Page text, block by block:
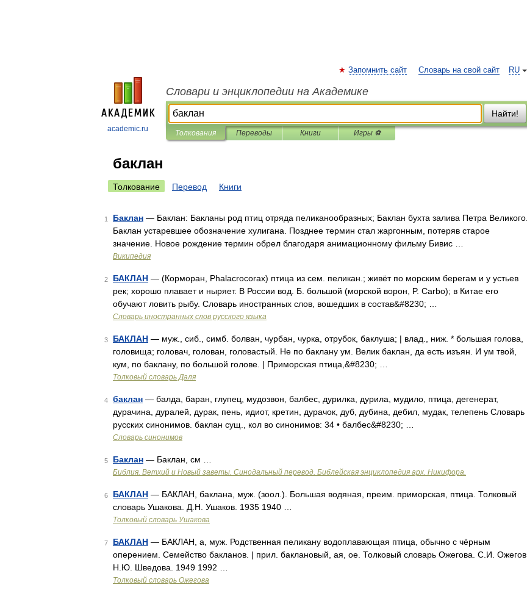
academic.ru
RU
Запомнить сайт Словарь на свой сайт
Словари и энциклопедии на Академике
Найти!
Толкования Переводы Книги Игры ⚽
баклан
Толкование Перевод Книги
1 Баклан — Баклан: Бакланы род птиц отряда пеликанообразных; Баклан бухта залива Петра Великого.
Баклан устаревшее обозначение хулигана. Позднее термин стал жаргонным, потеряв старое
значение. Новое рождение термин обрел благодаря анимационному фильму Бивис …
Википедия
2 БАКЛАН — (Корморан, Phalacrocorax) птица из сем. пеликан.; живёт по морским берегам и у устьев
рек; хорошо плавает и ныряет. В России вод. Б. большой (морской ворон, P. Carbo); в Китае его
обучают ловить рыбу. Словарь иностранных слов, вошедших в состав&#8230; …
Словарь иностранных слов русского языка
3 БАКЛАН — муж., сиб., симб. болван, чурбан, чурка, отрубок, баклуша; | влад., ниж. * большая голова,
головища; головач, голован, головастый. Не по баклану ум. Велик баклан, да есть изъян. И ум твой,
кум, по баклану, по большой голове. | Приморская птица,&#8230; …
Толковый словарь Даля
4 баклан — балда, баран, глупец, мудозвон, балбес, дурилка, дурила, мудило, птица, дегенерат,
дурачина, дуралей, дурак, пень, идиот, кретин, дурачок, дуб, дубина, дебил, мудак, телепень Словарь
русских синонимов. баклан сущ., кол во синонимов: 34 • балбес&#8230; …
Словарь синонимов
5 Баклан — Баклан, см …
Библия. Ветхий и Новый заветы. Синодальный перевод. Библейская энциклопедия арх. Никифора.
6 БАКЛАН — БАКЛАН, баклана, муж. (зоол.). Большая водяная, преим. приморская, птица. Толковый
словарь Ушакова. Д.Н. Ушаков. 1935 1940 …
Толковый словарь Ушакова
7 БАКЛАН — БАКЛАН, а, муж. Родственная пеликану водоплавающая птица, обычно с чёрным
оперением. Семейство бакланов. | прил. баклановый, ая, ое. Толковый словарь Ожегова. С.И. Ожегов,
Н.Ю. Шведова. 1949 1992 …
Толковый словарь Ожегова